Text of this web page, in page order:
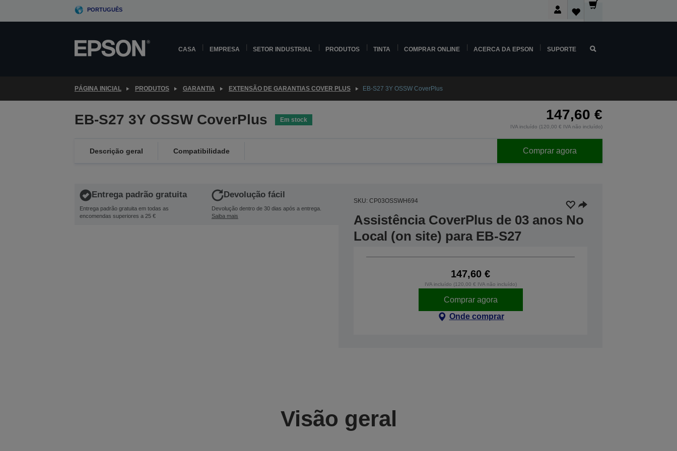
PORTUGUÊS
CASA EMPRESA SETOR INDUSTRIAL PRODUTOS TINTA COMPRAR ONLINE ACERCA DA EPSON SUPORTE
PÁGINA INICIAL PRODUTOS GARANTIA EXTENSÃO DE GARANTIAS COVER PLUS EB-S27 3Y OSSW CoverPlus
EB-S27 3Y OSSW CoverPlus Em stock 147,60 €
IVA incluído (120,00 € IVA não incluído)
Descrição geral Compatibilidade Comprar agora
Entrega padrão gratuita
Entrega padrão gratuita em todas as
encomendas superiores a 25 €
Devolução fácil
Devolução dentro de 30 dias após a entrega.
Saiba mais
SKU: CP03OSSWH694
Assistência CoverPlus de 03 anos No
Local (on site) para EB-S27
147,60 €
IVA incluído (120,00 € IVA não incluído)
Comprar agora
Onde comprar
Visão geral